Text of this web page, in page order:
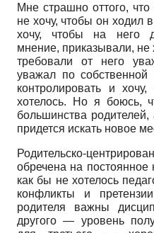
Мне страшно оттого,
не хочу, чтобы он ходил
хочу, чтобы на него
мнение, приказывали, не
требовали от него
уважал по
контролировать и
хотелось. Но я боюсь,
большинства
придется искать новое
Родительско-
обречена на постоянное
как бы не хотелось
конфликты и
родителя важны
другого — уровень